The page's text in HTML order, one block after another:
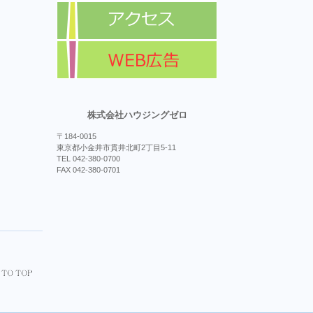
株式会社ハウジングゼロ
〒184-0015
東京都小金井市貫井北町2丁目5-11
TEL 042-380-0700
FAX 042-380-0701